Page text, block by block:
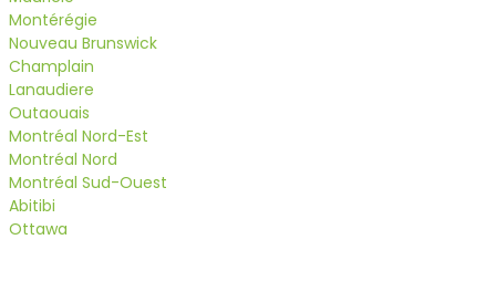
Montérégie
Nouveau Brunswick
Champlain
Lanaudiere
Outaouais
Montréal Nord-Est
Montréal Nord
Montréal Sud-Ouest
Abitibi
Ottawa